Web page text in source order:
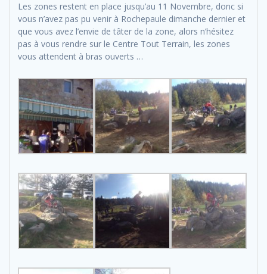
Les zones restent en place jusqu’au 11 Novembre, donc si
vous n’avez pas pu venir à Rochepaule dimanche dernier et
que vous avez l’envie de tâter de la zone, alors n’hésitez
pas à vous rendre sur le Centre Tout Terrain, les zones
vous attendent à bras ouverts …